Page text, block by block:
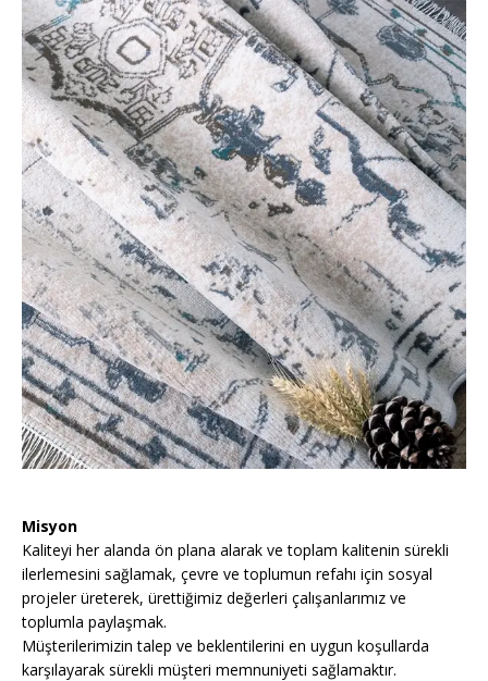
Misyon
Kaliteyi her alanda ön plana alarak ve toplam kalitenin sürekli
ilerlemesini sağlamak, çevre ve toplumun refahı için sosyal
projeler üreterek, ürettiğimiz değerleri çalışanlarımız ve
toplumla paylaşmak.
Müşterilerimizin talep ve beklentilerini en uygun koşullarda
karşılayarak sürekli müşteri memnuniyeti sağlamaktır.